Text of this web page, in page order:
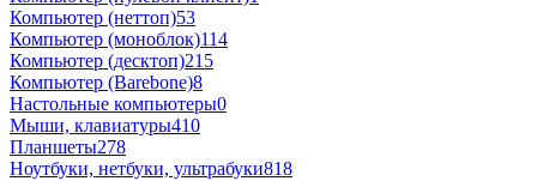
Компьютер (неттоп)53
Компьютер (моноблок)114
Компьютер (десктоп)215
Компьютер (Barebone)8
Настольные компьютеры0
Мыши, клавиатуры410
Планшеты278
Ноутбуки, нетбуки, ультрабуки818